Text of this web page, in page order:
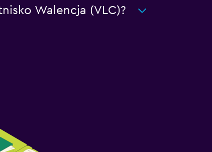
Walencja (VLC)?